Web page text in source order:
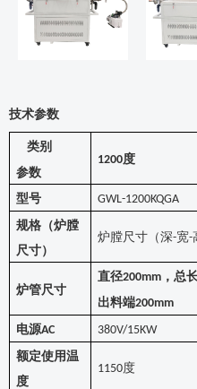
技术参数
类别
参数
1200度
型号
GWL-1200KQGA
规格（炉膛
尺寸）
炉膛尺寸（深-宽-
炉管尺寸
直径200mm ， 总
出料端200mm
电源AC
380V/15KW
额定使用温
度
1150度